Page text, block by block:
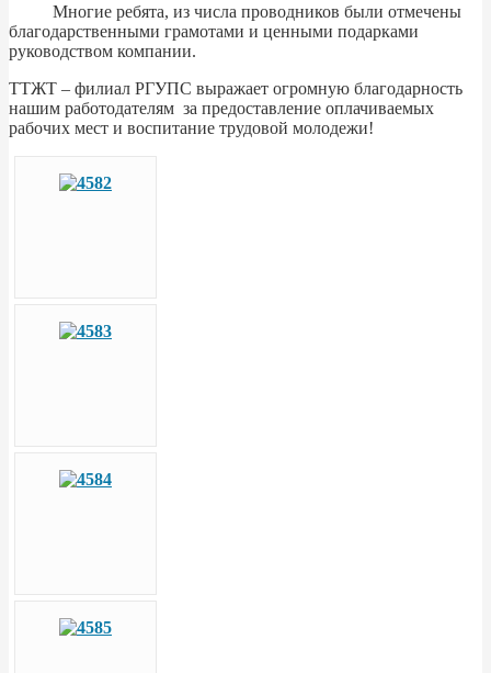
Многие ребята, из числа проводников были отмечены
благодарственными грамотами и ценными подарками
руководством компании.
ТТЖТ – филиал РГУПС выражает огромную благодарность
нашим работодателям за предоставление оплачиваемых
рабочих мест и воспитание трудовой молодежи!